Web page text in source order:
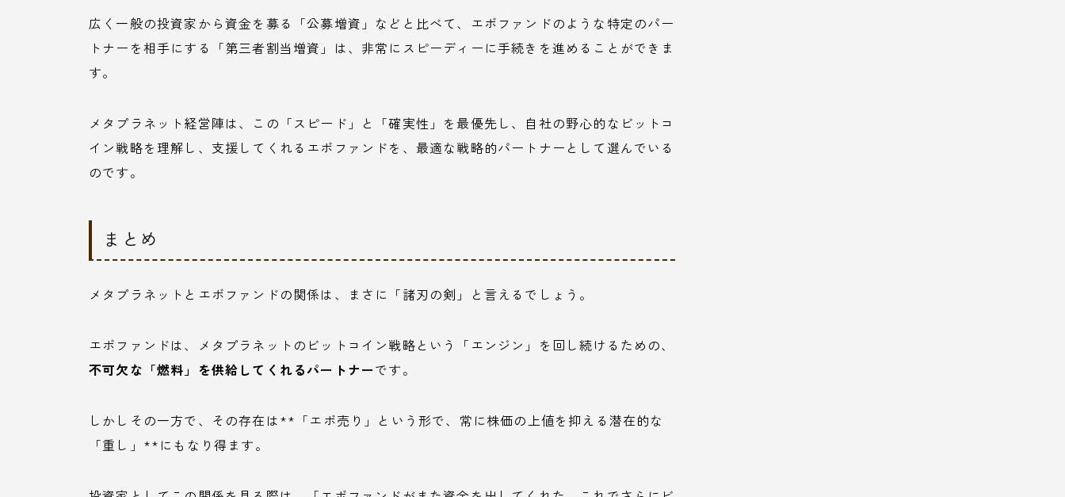
広く一般の投資家から資金を募る「公募増資」などと比べて、エボファンドのような特定のパー
トナーを相手にする「第三者割当増資」は、非常にスピーディーに手続きを進めることができま
す。
メタプラネット経営陣は、この「スピード」と「確実性」を最優先し、自社の野心的なビットコ
イン戦略を理解し、支援してくれるエボファンドを、最適な戦略的パートナーとして選んでいる
のです。
まとめ
メタプラネットとエボファンドの関係は、まさに「諸刃の剣」と言えるでしょう。
エボファンドは、メタプラネットのビットコイン戦略という「エンジン」を回し続けるための、
不可欠な「燃料」を供給してくれるパートナーです。
しかしその一方で、その存在は**「エボ売り」という形で、常に株価の上値を抑える潜在的な
「重し」**にもなり得ます。